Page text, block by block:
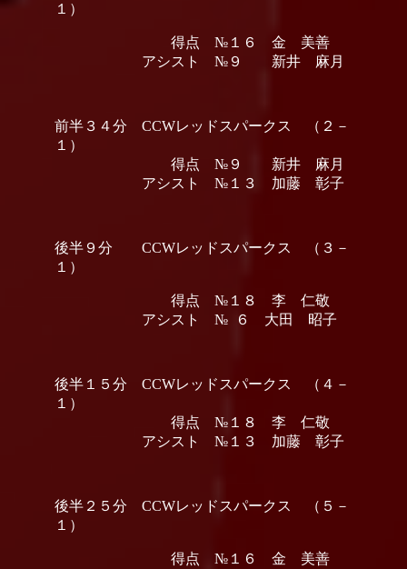
１）
得点 №１６ 金 美善
アシスト №９ 新井 麻月
前半３４分 CCWレッドスパークス （２－
１）
得点 №９ 新井 麻月
アシスト №１３ 加藤 彰子
後半９分 CCWレッドスパークス （３－
１）
得点 №１８ 李 仁敬
アシスト № ６ 大田 昭子
後半１５分 CCWレッドスパークス （４－
１）
得点 №１８ 李 仁敬
アシスト №１３ 加藤 彰子
後半２５分 CCWレッドスパークス （５－
１）
得点 №１６ 金 美善